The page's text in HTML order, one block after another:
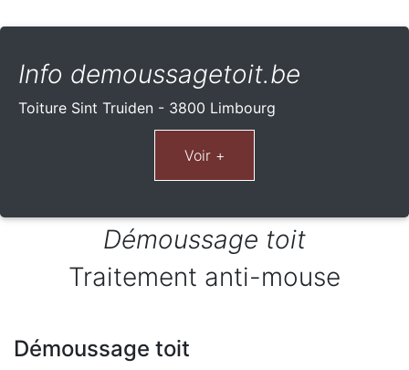
Info demoussagetoit.be
Toiture Sint Truiden - 3800 Limbourg
Démoussage toit
Traitement anti-mouse
Démoussage toit